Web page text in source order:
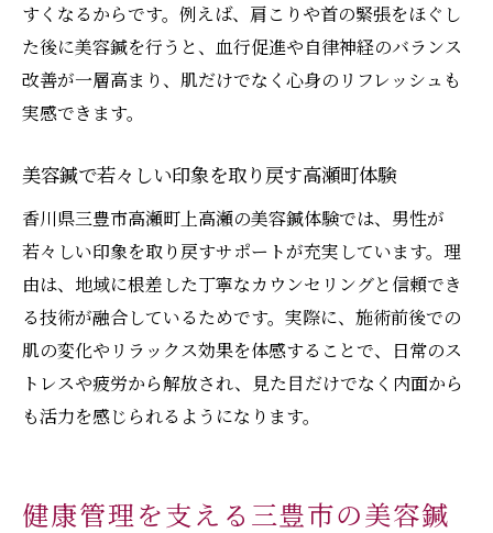
すくなるからです。例えば、肩こりや首の緊張をほぐし
た後に美容鍼を行うと、血行促進や自律神経のバランス
改善が一層高まり、肌だけでなく心身のリフレッシュも
実感できます。
美容鍼で若々しい印象を取り戻す高瀬町体験
香川県三豊市高瀬町上高瀬の美容鍼体験では、男性が
若々しい印象を取り戻すサポートが充実しています。理
由は、地域に根差した丁寧なカウンセリングと信頼でき
る技術が融合しているためです。実際に、施術前後での
肌の変化やリラックス効果を体感することで、日常のス
トレスや疲労から解放され、見た目だけでなく内面から
も活力を感じられるようになります。
健康管理を支える三豊市の美容鍼